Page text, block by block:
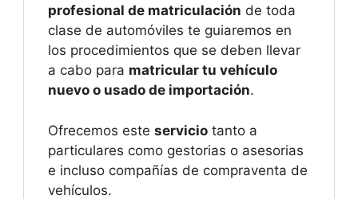
profesional de matriculación de toda
clase de automóviles te guiaremos en
los procedimientos que se deben llevar
a cabo para matricular tu vehículo
nuevo o usado de importación.
Ofrecemos este servicio tanto a
particulares como gestorias o asesorias
e incluso compañías de compraventa de
vehículos.